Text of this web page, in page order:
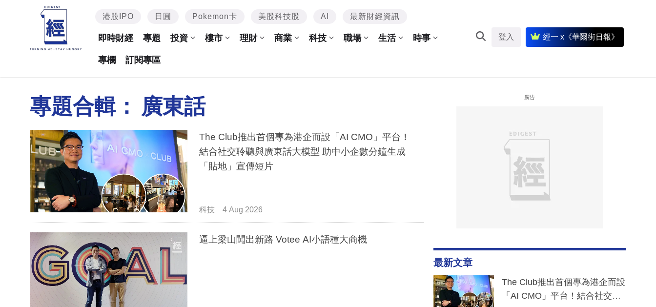
港股IPO 日圓 Pokemon卡 美股科技股 AI 最新財經資訊
即時財經 專題 投資 樓市 理財 商業 科技 職場 生活 時事
專欄 訂閱專區
登入 經一 x《華爾街日報》
專題合輯： 廣東話
The Club推出首個專為港企而設「AI CMO」平台！
結合社交聆聽與廣東話大模型 助中小企數分鐘生成
「貼地」宣傳短片
科技 4 Aug 2026
逼上梁山闖出新路 Votee AI小語種大商機
廣告
最新文章
The Club推出首個專為港企而設
「AI CMO」平台！結合社交聆